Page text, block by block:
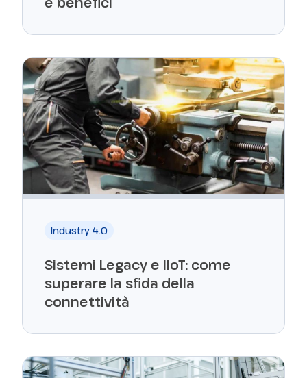
Industry 4.0
Sistemi Legacy e IIoT: come
superare la sfida della
connettività